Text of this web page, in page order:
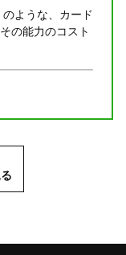
のような、カード
の能力のコスト